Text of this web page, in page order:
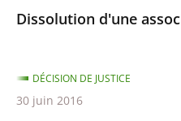
Dissolution d'une
DÉCISION DE JUSTICE
30 juin 2016